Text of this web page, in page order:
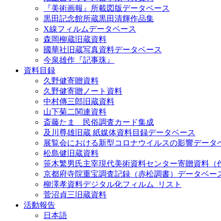
『美術画報』所載図版データベース
黒田記念館所蔵黒田清輝作品集
X線フィルムデータベース
森岡柳蔵旧蔵資料
國華社旧蔵写真資料データベース
今泉雄作『記事珠』
資料目録
久野健寄贈資料
久野健寄贈ノート資料
中村傳三郎旧蔵資料
山下菊二関連資料
斎藤たま 民俗調査カード集成
及川尊雄旧蔵 紙媒体資料目録データベース
展覧会における新型コロナウイルスの影響データ
松島健旧蔵資料
笹木繁男氏主宰現代美術資料センター寄贈資料（
京都府寺院重宝調査記録（赤松調書）データベー
柳澤孝資料デジタル化フィルム_リスト
菅沼貞三旧蔵資料
活動報告
日本語